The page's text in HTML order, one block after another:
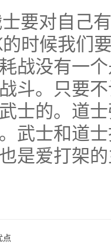
要对自己
时候我们
战没有一
斗。只要
士的。道
武士和道
是爱打架
点